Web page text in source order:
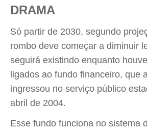
DRAMA
Só partir de 2030, segundo
rombo deve começar a diminuir
seguirá existindo enquanto
ligados ao fundo financeiro, que
ingressou no serviço público
abril de 2004.
Esse fundo funciona no sistema